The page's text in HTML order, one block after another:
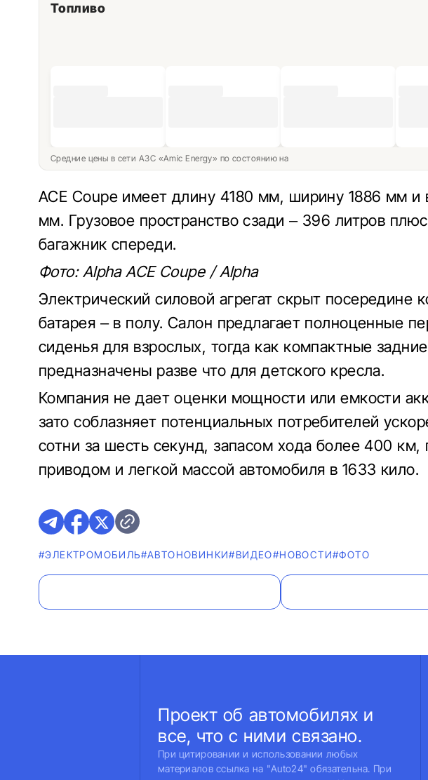
Топливо
Средние цены в сети АЗС «Amic Energy» по состоянию на
ACE Coupe имеет длину 4180 мм, ширину 1886 мм и
мм. Грузовое пространство сзади – 396 литров
багажник спереди.
Фото: Alpha ACE Coupe / Alpha
Электрический силовой агрегат скрыт посередине
батарея – в полу. Салон предлагает полноценные
сиденья для взрослых, тогда как компактные задние
предназначены разве что для детского кресла.
Компания не дает оценки мощности или емкости
зато соблазняет потенциальных потребителей
сотни за шесть секунд, запасом хода более 400
приводом и легкой массой автомобиля в 1633 кило.
#ЭЛЕКТРОМОБИЛЬ#AВТОНОВИНКИ#ВИДЕО#НОВОСТИ#ФОТО
Проект об автомобилях и
все, что с ними связано.
При цитировании и использовании любых
материалов ссылка на "Auto24" обязательна. При